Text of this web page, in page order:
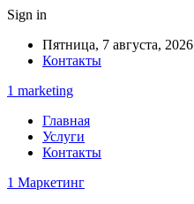
Sign in
Пятница, 7 августа, 2026
Контакты
1 marketing
Главная
Услуги
Контакты
1 Маркетинг